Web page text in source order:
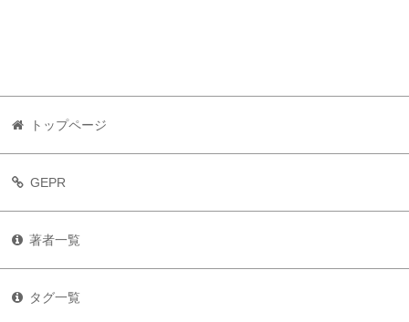
トップページ
GEPR
著者一覧
タグ一覧